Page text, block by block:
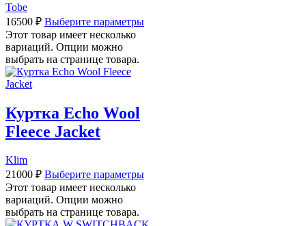
Tobe
16500 ₽ Выберите параметры
Этот товар имеет несколько
вариаций. Опции можно
выбрать на странице товара.
Куртка Echo Wool
Fleece Jacket
Klim
21000 ₽ Выберите параметры
Этот товар имеет несколько
вариаций. Опции можно
выбрать на странице товара.